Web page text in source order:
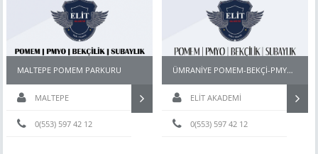
MALTEPE POMEM PARKURU
MALTEPE
0(553) 597 42 12
ÜMRANİYE POMEM-BEKÇİ-PMYO-PÖH-PARKUR HAZIRLIK KURSU
ELİT AKADEMİ
0(553) 597 42 12